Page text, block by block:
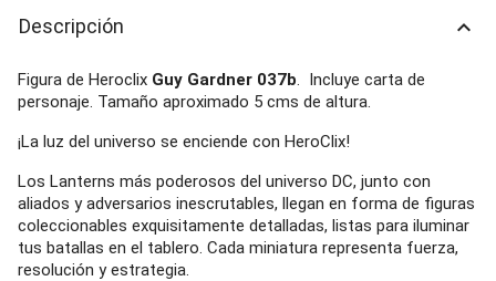
Descripción keyboard_arrow_up
Figura de Heroclix Guy Gardner 037b. Incluye carta de
personaje. Tamaño aproximado 5 cms de altura.
¡La luz del universo se enciende con HeroClix!
Los Lanterns más poderosos del universo DC, junto con
aliados y adversarios inescrutables, llegan en forma de figuras
coleccionables exquisitamente detalladas, listas para iluminar
tus batallas en el tablero. Cada miniatura representa fuerza,
resolución y estrategia.